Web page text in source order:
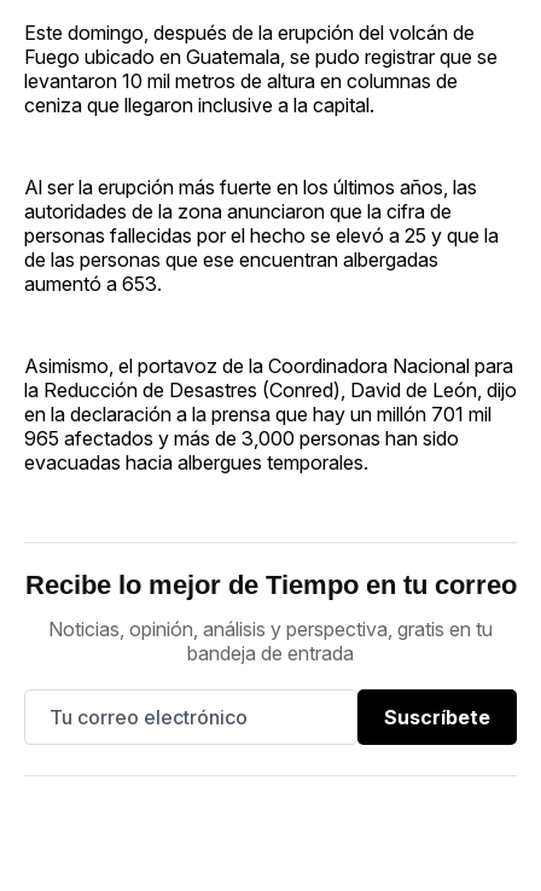
Este domingo, después de la erupción del volcán de
Fuego ubicado en Guatemala, se pudo registrar que se
levantaron 10 mil metros de altura en columnas de
ceniza que llegaron inclusive a la capital.
Al ser la erupción más fuerte en los últimos años, las
autoridades de la zona anunciaron que la cifra de
personas fallecidas por el hecho se elevó a 25 y que la
de las personas que ese encuentran albergadas
aumentó a 653.
Asimismo, el portavoz de la Coordinadora Nacional para
la Reducción de Desastres (Conred), David de León, dijo
en la declaración a la prensa que hay un millón 701 mil
965 afectados y más de 3,000 personas han sido
evacuadas hacia albergues temporales.
Recibe lo mejor de Tiempo en tu correo
Noticias, opinión, análisis y perspectiva, gratis en tu
bandeja de entrada
Suscríbete